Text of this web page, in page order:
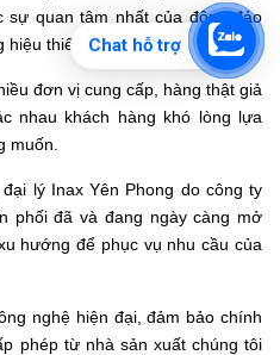
sự quan tâm nhất của đông đảo
hiệu thiết bị vệ sinh Inax.
đơn vị cung cấp, hàng thật giả
nhau khách hàng khó lòng lựa
muốn.
đại lý Inax Yên Phong do công ty
phối đã và đang ngày càng mở
hướng để phục vụ nhu cầu của
nghệ hiện đại, đảm bảo chính
phép từ nhà sản xuất chúng tôi
Chat hỗ trợ